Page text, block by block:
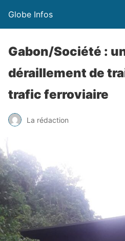
Globe Infos
Gabon/Société :
déraillement de
trafic ferroviaire
La rédaction